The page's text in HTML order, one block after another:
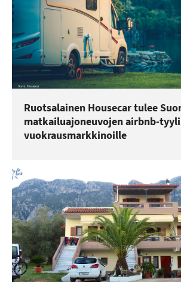
Ruotsalainen Housecar tulee
matkailuajoneuvojen airbnb-
vuokrausmarkkinoille